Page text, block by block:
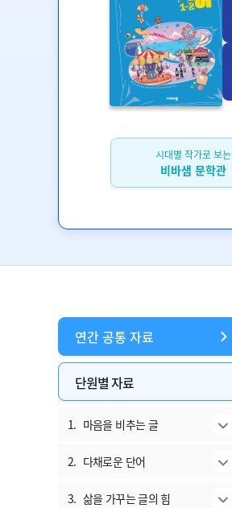
시대별 작가로 보는
비바샘 문학관
연간 공통 자료
단원별 자료
1. 마음을 비추는 글
2. 다채로운 단어
3. 삶을 가꾸는 글의 힘